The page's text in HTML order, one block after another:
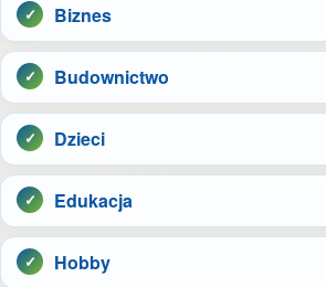
Biznes
Budownictwo
Dzieci
Edukacja
Hobby